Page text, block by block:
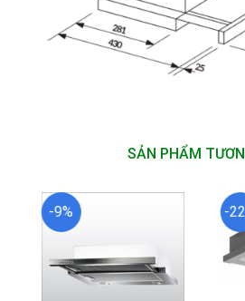
SẢN PHẨM
-9% -